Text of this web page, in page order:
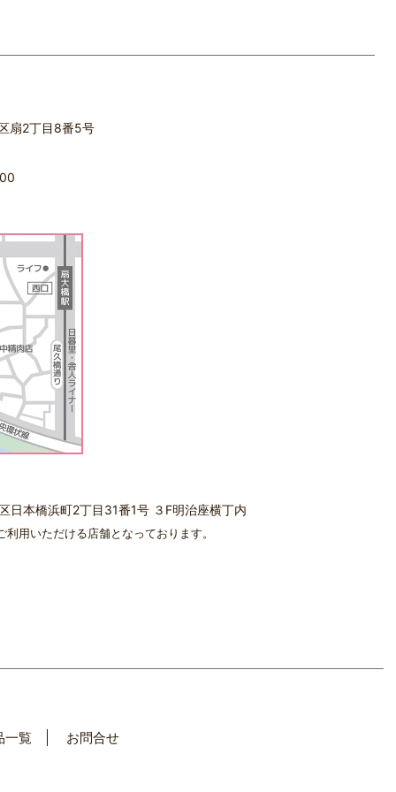
扇2丁目8番5号
日本橋浜町2丁目31番1号 ３F明治座横丁内
用いただける店舗となっております。
一覧 お問合せ